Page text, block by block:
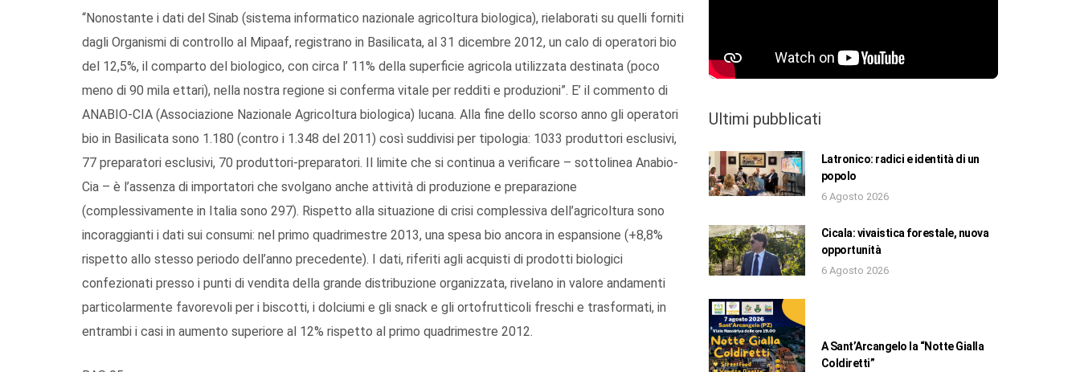
“Nonostante i dati del Sinab (sistema informatico nazionale agricoltura biologica), rielaborati su quelli forniti
dagli Organismi di controllo al Mipaaf, registrano in Basilicata, al 31 dicembre 2012, un calo di operatori bio
del 12,5%, il comparto del biologico, con circa l’ 11% della superficie agricola utilizzata destinata (poco
meno di 90 mila ettari), nella nostra regione si conferma vitale per redditi e produzioni”. E’ il commento di
ANABIO-CIA (Associazione Nazionale Agricoltura biologica) lucana. Alla fine dello scorso anno gli operatori
bio in Basilicata sono 1.180 (contro i 1.348 del 2011) così suddivisi per tipologia: 1033 produttori esclusivi,
77 preparatori esclusivi, 70 produttori-preparatori. Il limite che si continua a verificare – sottolinea Anabio-
Cia – è l’assenza di importatori che svolgano anche attività di produzione e preparazione
(complessivamente in Italia sono 297). Rispetto alla situazione di crisi complessiva dell’agricoltura sono
incoraggianti i dati sui consumi: nel primo quadrimestre 2013, una spesa bio ancora in espansione (+8,8%
rispetto allo stesso periodo dell’anno precedente). I dati, riferiti agli acquisti di prodotti biologici
confezionati presso i punti di vendita della grande distribuzione organizzata, rivelano in valore andamenti
particolarmente favorevoli per i biscotti, i dolciumi e gli snack e gli ortofrutticoli freschi e trasformati, in
entrambi i casi in aumento superiore al 12% rispetto al primo quadrimestre 2012.
Ultimi pubblicati
Latronico: radici e identità di un
popolo
6 Agosto 2026
Cicala: vivaistica forestale, nuova
opportunità
6 Agosto 2026
A Sant’Arcangelo la “Notte Gialla
Coldiretti”